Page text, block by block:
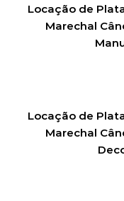
Locação de
Marechal
Locação de
Marechal